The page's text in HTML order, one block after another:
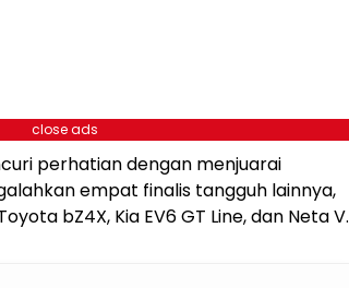
close ads
perhatian dengan menjuarai
empat finalis tangguh lainnya,
bZ4X, Kia EV6 GT Line, dan Neta V.